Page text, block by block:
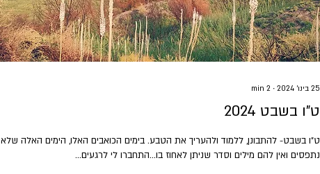
25 בינו׳ 2024 ∙
2
min
ט"ו בשבט 2024
ט"ו בשבט- להתבונן, ללמוד ולהעריך את הטבע. בימים הכואבים האלו, הימים האלה שלא
נתפסים ואין להם מילים וסדר שניתן לאחוז בו...התחברו לי לרגעים...